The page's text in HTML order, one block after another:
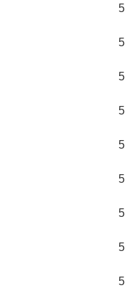
5
5
5
5
5
5
5
5
5